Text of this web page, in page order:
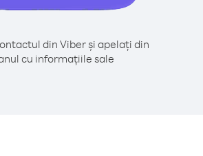
din Viber și apelați din
cu informațiile sale